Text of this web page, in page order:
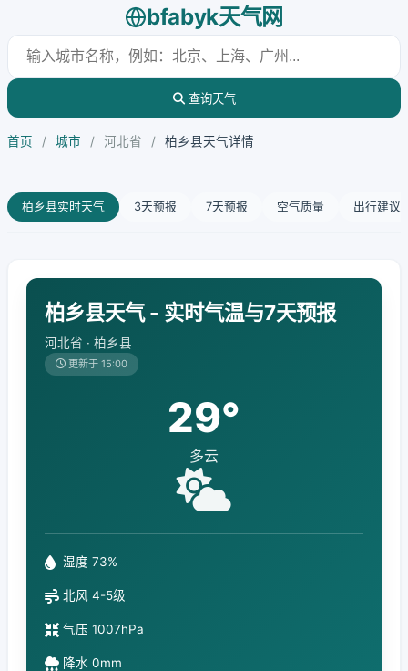
bfabyk天气网
查询天气
首页 / 城市 / 河北省 / 柏乡县天气详情
柏乡县实时天气 3天预报 7天预报 空气质量 出行建议
柏乡县天气 - 实时气温与7天预报
河北省 · 柏乡县
更新于 15:00
29°
多云
湿度 73%
北风 4-5级
气压 1007hPa
降水 0mm